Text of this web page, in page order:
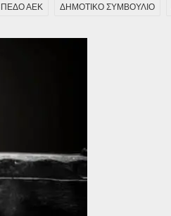
ΑΕΚ ΔΗΜΟΤΙΚΟ ΣΥΜΒΟΥΛΙΟ